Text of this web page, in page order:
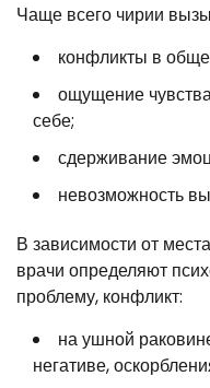
Чаще всего чирии
конфликты в
ощущение
себе;
сдерживание
невозможность
В зависимости от
врачи определяют
проблему, конфликт:
на ушной
негативе,